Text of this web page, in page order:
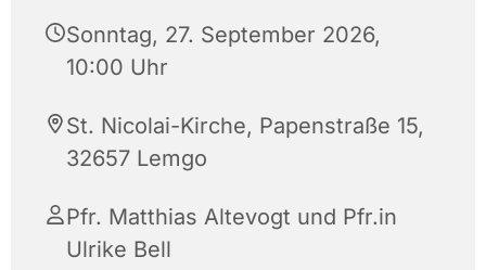
Sonntag, 27. September 2026,
10:00 Uhr
St. Nicolai-Kirche, Papenstraße 15,
32657 Lemgo
Pfr. Matthias Altevogt und Pfr.in
Ulrike Bell